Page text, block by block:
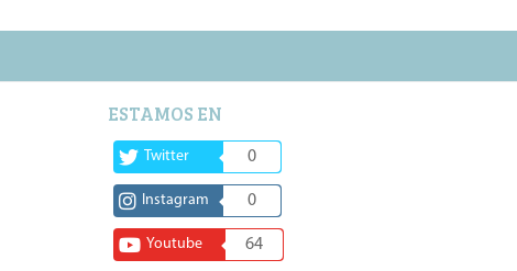
ESTAMOS EN
Twitter 0
Instagram 0
Youtube 64